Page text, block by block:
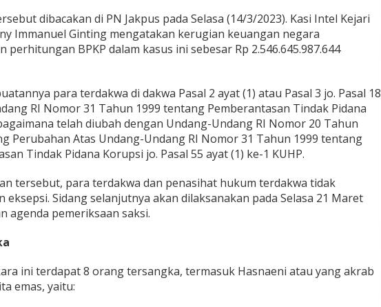
dibacakan di PN Jakpus pada Selasa (14/3/2023). Kasi Intel Kejari
Immanuel Ginting mengatakan kerugian keuangan negara
perhitungan BPKP dalam kasus ini sebesar Rp 2.546.645.987.644
para terdakwa di dakwa Pasal 2 ayat (1) atau Pasal 3 jo. Pasal 18
RI Nomor 31 Tahun 1999 tentang Pemberantasan Tindak Pidana
telah diubah dengan Undang-Undang RI Nomor 20 Tahun
Perubahan Atas Undang-Undang RI Nomor 31 Tahun 1999 tentang
Tindak Pidana Korupsi jo. Pasal 55 ayat (1) ke-1 KUHP.
tersebut, para terdakwa dan penasihat hukum terdakwa tidak
eksepsi. Sidang selanjutnya akan dilaksanakan pada Selasa 21 Maret
agenda pemeriksaan saksi.
ini terdapat 8 orang tersangka, termasuk Hasnaeni atau yang akrab
emas, yaitu: